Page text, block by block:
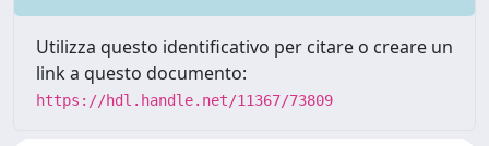
Utilizza questo identificativo per citare o creare un
link a questo documento:
https://hdl.handle.net/11367/73809